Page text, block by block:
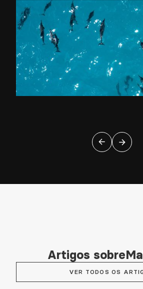
Artigos sobre
VER TODOS OS